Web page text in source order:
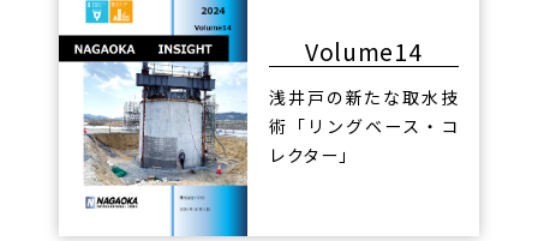
Volume14
浅井戸の新たな取水技
術「リングベース・コ
レクター」